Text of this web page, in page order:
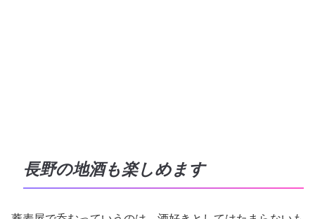
長野の地酒も楽しめます